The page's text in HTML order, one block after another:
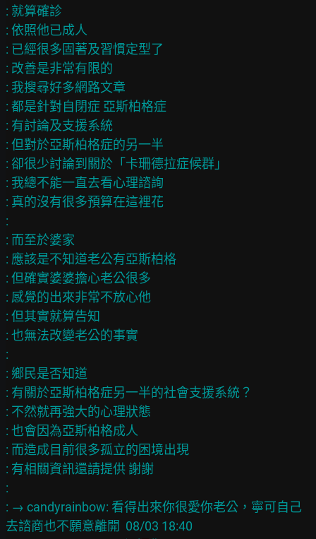
: 就算確診
: 依照他已成人
: 已經很多固著及習慣定型了
: 改善是非常有限的
: 我搜尋好多網路文章
: 都是針對自閉症 亞斯柏格症
: 有討論及支援系統
: 但對於亞斯柏格症的另一半
: 卻很少討論到關於「卡珊德拉症候群」
: 我總不能一直去看心理諮詢
: 真的沒有很多預算在這裡花
:
: 而至於婆家
: 應該是不知道老公有亞斯柏格
: 但確實婆婆擔心老公很多
: 感覺的出來非常不放心他
: 但其實就算告知
: 也無法改變老公的事實
:
: 鄉民是否知道
: 有關於亞斯柏格症另一半的社會支援系統？
: 不然就再強大的心理狀態
: 也會因為亞斯柏格成人
: 而造成目前很多孤立的困境出現
: 有相關資訊還請提供 謝謝
:
: → candyrainbow: 看得出來你很愛你老公，寧可自己
去諮商也不願意離開  08/03 18:40